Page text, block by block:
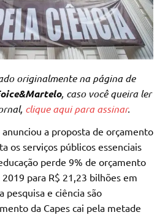
originalmente na página de
, caso você queira ler
clique aqui para assinar.
a proposta de orçamento
os serviços públicos essenciais
perde 9% de orçamento
para R$ 21,23 bilhões em
pesquisa e ciência são
da Capes cai pela metade